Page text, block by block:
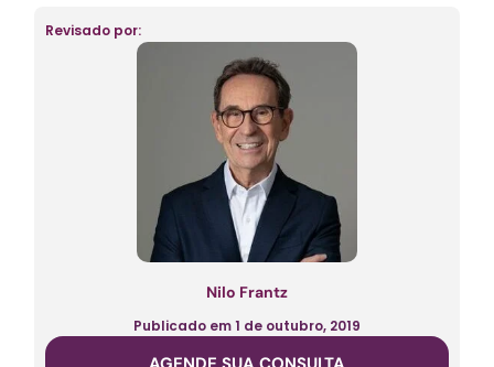
Revisado por:
Nilo Frantz
Publicado em1 de outubro, 2019